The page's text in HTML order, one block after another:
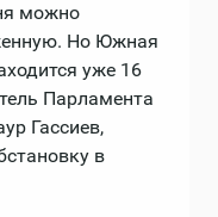
можно
Но Южная
уже 16
Парламента
Гассиев,
в